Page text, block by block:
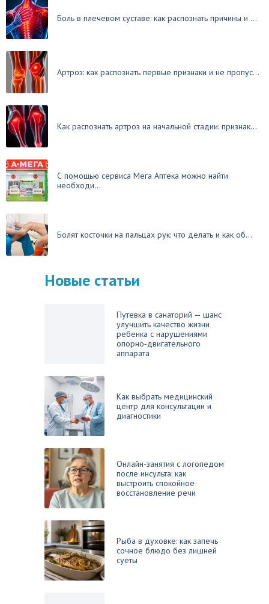
Боль в плечевом суставе: как распознать причины и ...
Артроз: как распознать первые признаки и не пропус...
Как распознать артроз на начальной стадии: признак...
С помощью сервиса Мега Аптека можно найти
необходи...
Болят косточки на пальцах рук: что делать и как об...
Новые статьи
Путевка в санаторий — шанс
улучшить качество жизни
ребенка с нарушениями
опорно‑двигательного
аппарата
Как выбрать медицинский
центр для консультации и
диагностики
Онлайн-занятия с логопедом
после инсульта: как
выстроить спокойное
восстановление речи
Рыба в духовке: как запечь
сочное блюдо без лишней
суеты